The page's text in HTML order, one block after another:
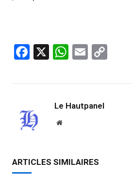
Facebook
X WhatsApp
Email
Le Hautpanel
Website
ARTICLES SIMILAIRES